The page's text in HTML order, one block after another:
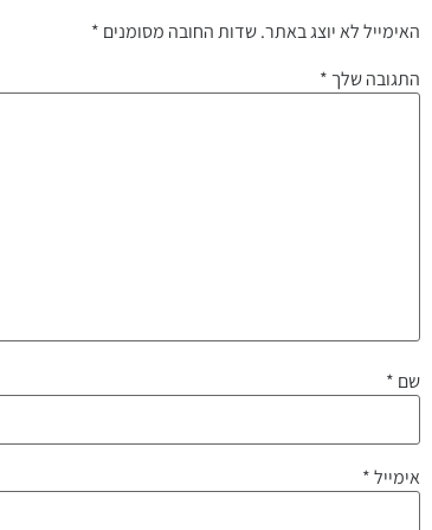
האימייל לא יוצג באתר.שדות החובה מסומנים *
התגובה שלך *
שם *
אימייל*